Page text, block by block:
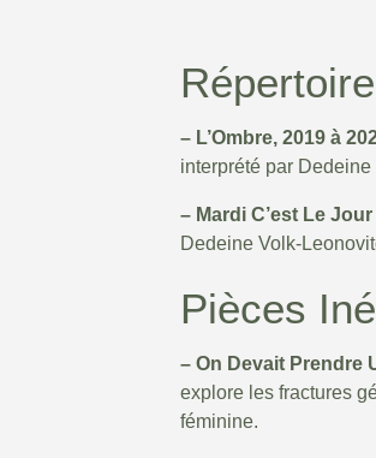
Répertoire
– L’Ombre, 2019 à
interprété par
– Mardi C’est Le
Dedeine Volk-
Pièces
– On Devait Prendre
explore les fractures
féminine.